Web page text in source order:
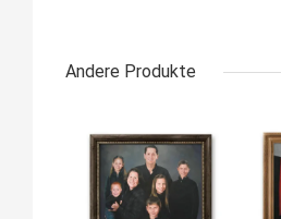
Andere Produkte